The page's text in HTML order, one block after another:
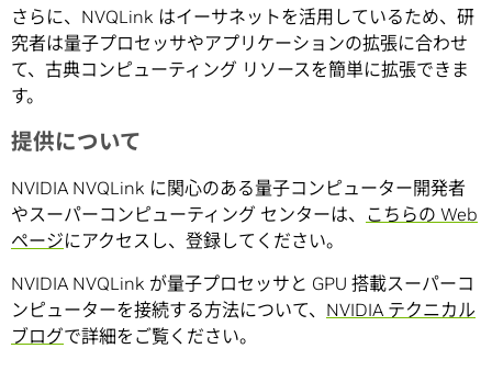
さらに、NVQLink はイーサネットを活用しているため、研
究者は量子プロセッサやアプリケーションの拡張に合わせ
て、古典コンピューティング リソースを簡単に拡張できま
す。
提供について
NVIDIA NVQLink に関心のある量子コンピューター開発者
やスーパーコンピューティング センターは、 こちらの Web
ページにアクセスし、登録してください。
NVIDIA NVQLink が量子プロセッサと GPU 搭載スーパーコ
ンピューターを接続する方法について、 NVIDIA テクニカル
ブログで詳細をご覧ください。